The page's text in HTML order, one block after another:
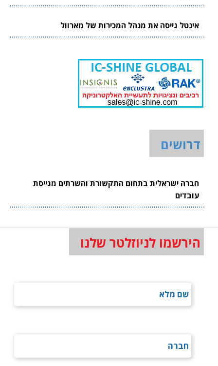
אינטל גייסה את מנהל המכירות של מארוול
דרושים
חברה ישראלית בתחום התקשורת והשרתים מגייסת
עובדים
הירשמו לניוזלטר שלנו